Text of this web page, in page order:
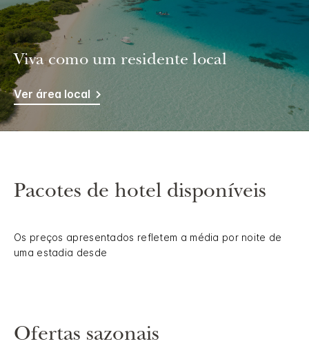
Viva como um residente local
Ver área local
Pacotes de hotel disponíveis
Os preços apresentados refletem a média por noite de
uma estadia desde
Ofertas sazonais